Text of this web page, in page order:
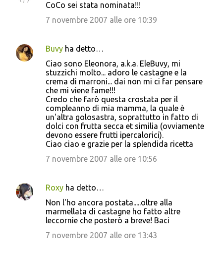
CoCo sei stata nominata!!!
7 novembre 2007 alle ore 10:39
Buvy ha detto…
Ciao sono Eleonora, a.k.a. EleBuvy, mi
stuzzichi molto... adoro le castagne e la
crema di marroni... dai non mi ci far pensare
che mi viene fame!!!
Credo che farò questa crostata per il
compleanno di mia mamma, la quale è
un'altra golosastra, soprattutto in fatto di
dolci con frutta secca et similia (ovviamente
devono essere frutti ipercalorici).
Ciao ciao e grazie per la splendida ricetta
7 novembre 2007 alle ore 10:56
Roxy ha detto…
Non l'ho ancora postata.....oltre alla
marmellata di castagne ho fatto altre
leccornie che posterò a breve! Baci
7 novembre 2007 alle ore 13:43